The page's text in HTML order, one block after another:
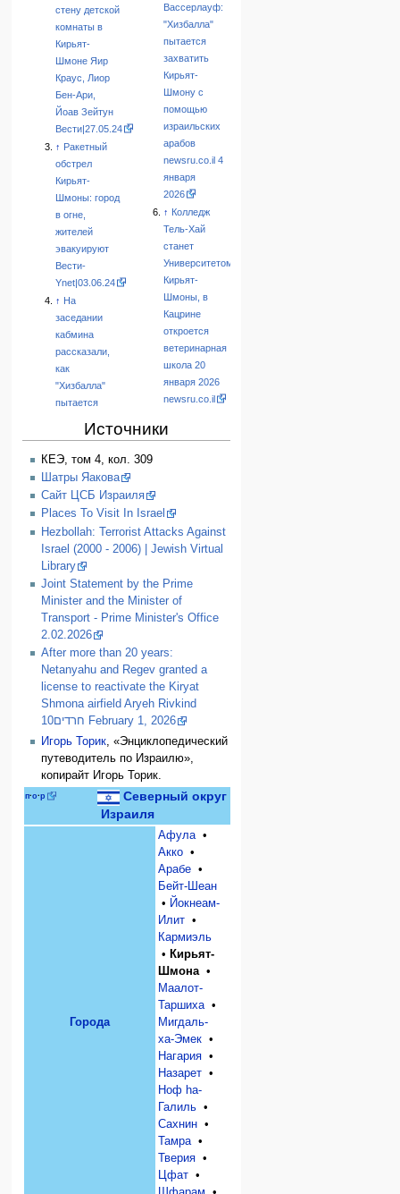
стену детской
комнаты в
Кирьят-
Шмоне Яир
Краус, Лиор
Бен-Ари,
Йоав Зейтун
Вести|27.05.24
↑ Ракетный
обстрел
Кирьят-
Шмоны: город
в огне,
жителей
эвакуируют
Вести-
Ynet|03.06.24
↑ На
заседании
кабмина
рассказали,
как
"Хизбалла"
пытается
Вассерлауф:
"Хизбалла"
пытается
захватить
Кирьят-
Шмону с
помощью
израильских
арабов
newsru.co.il 4
января
2026
↑ Колледж
Тель-Хай
станет
Университетом
Кирьят-
Шмоны, в
Кацрине
откроется
ветеринарная
школа 20
января 2026
newsru.co.il
Источники
КЕЭ, том 4, кол. 309
Шатры Яакова
Сайт ЦСБ Израиля
Places To Visit In Israel
Hezbollah: Terrorist Attacks Against
Israel (2000 - 2006) | Jewish Virtual
Library
Joint Statement by the Prime
Minister and the Minister of
Transport - Prime Minister's Office
2.02.2026
After more than 20 years:
Netanyahu and Regev granted a
license to reactivate the Kiryat
Shmona airfield Aryeh Rivkind
חרדים10 February 1, 2026
Игорь Торик, «Энциклопедический
путеводитель по Израилю»,
копирайт Игорь Торик.
п·о·р
Северный округ
Израиля
Города
Афула•
Акко •
Арабе •
Бейт-Шеан
• Йокнеам-
Илит •
Кармиэль
• Кирьят-
Шмона•
Маалот-
Таршиха•
Мигдаль-
ха-Эмек •
Нагария •
Назарет •
Ноф hа-
Галиль •
Сахнин •
Тамра•
Тверия •
Цфат •